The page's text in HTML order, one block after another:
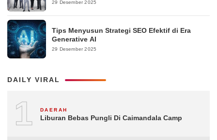
29 Desember 2025
Tips Menyusun Strategi SEO Efektif di Era
Generative AI
29 Desember 2025
DAILY VIRAL
1 DAERAH
Liburan Bebas Pungli Di Caimandala Camp